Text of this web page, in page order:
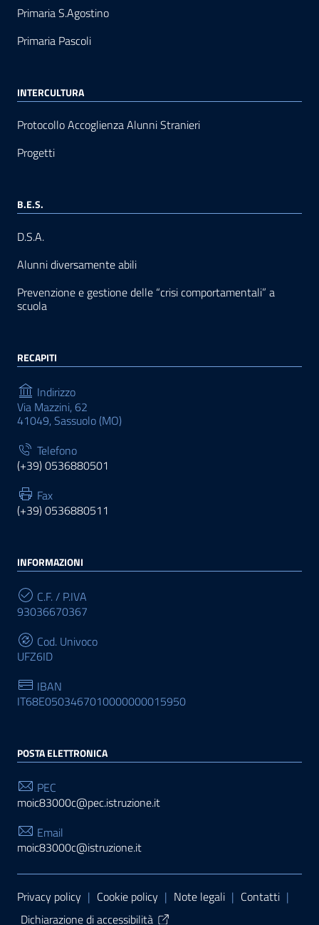
Primaria S.Agostino
Primaria Pascoli
INTERCULTURA
Protocollo Accoglienza Alunni Stranieri
Progetti
B.E.S.
D.S.A.
Alunni diversamente abili
Prevenzione e gestione delle “crisi comportamentali” a
scuola
RECAPITI
Indirizzo
Via Mazzini, 62
41049, Sassuolo (MO)
Telefono
(+39) 0536880501
Fax
(+39) 0536880511
INFORMAZIONI
C.F. / P.IVA
93036670367
Cod. Univoco
UFZ6ID
IBAN
IT68E0503467010000000015950
POSTA ELETTRONICA
PEC
moic83000c@pec.istruzione.it
Email
moic83000c@istruzione.it
Sezione Link Utili
Privacy policy | Cookie policy | Note legali | Contatti |
Dichiarazione di accessibilità